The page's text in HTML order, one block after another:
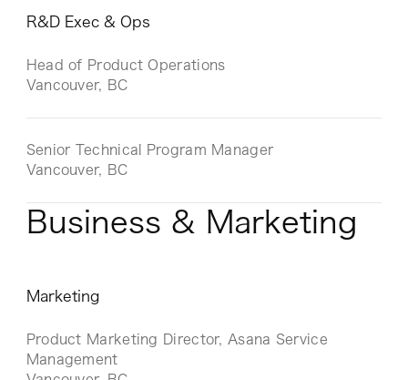
R&D Exec & Ops
Head of Product Operations
Vancouver, BC
Senior Technical Program Manager
Vancouver, BC
Business & Marketing
Marketing
Product Marketing Director, Asana Service
Management